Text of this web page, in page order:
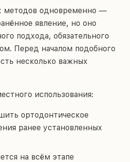
методов одновременно —
явление, но оно
подхода, обязательного
Перед началом подобного
несколько важных
использования:
ортодонтическое
ранее установленных
на всём этапе